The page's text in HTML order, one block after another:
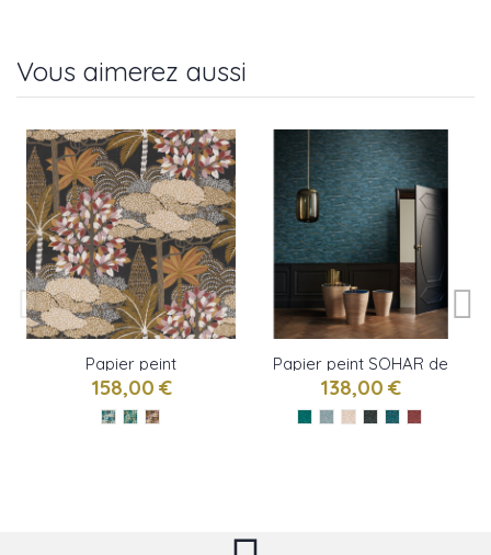
Vous aimerez aussi
Papier peint
MARAKANDA de
CASAMANCE
158,00 €
Papier peint SOHAR de
CASAMANCE
138,00 €